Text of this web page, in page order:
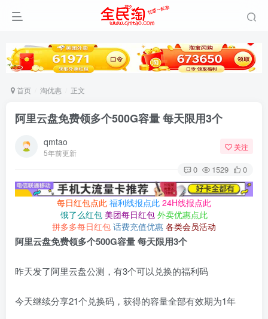
首页 淘优惠 正文
阿里云盘免费领多个500G容量 每天限用3个
qmtao
5年前更新
关注
0 1529 0
每日红包点此 福利线报点此 24H线报点此
饿了么红包 美团每日红包 外卖优惠点此
拼多多每日红包 话费充值优惠 各类会员活动
阿里云盘免费领多个500G容量 每天限用3个
昨天发了阿里云盘公测，有3个可以兑换的福利码
今天继续分享21个兑换码，获得的容量全部有效期为1年